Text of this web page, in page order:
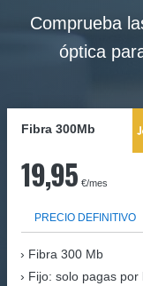
Comprueba
óptica
Fibra 300Mb
19,95 €/mes
PRECIO DEFINITIVO
Fibra 300 Mb
Fijo: solo pagas por